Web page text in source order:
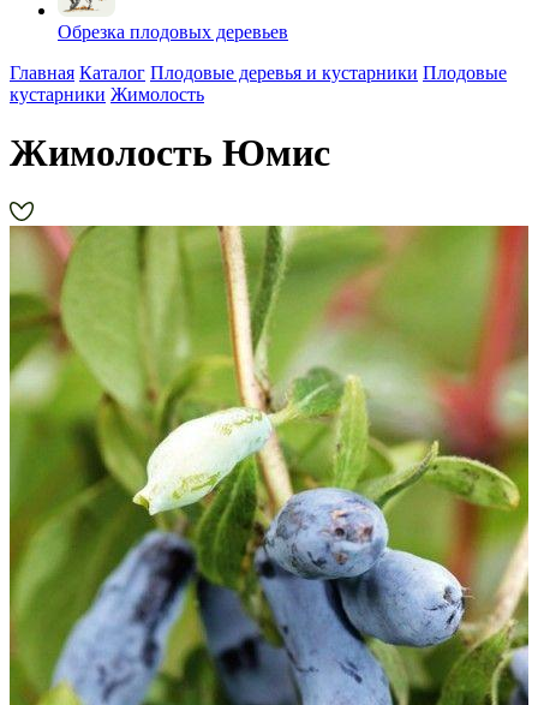
Обрезка плодовых деревьев
Главная Каталог Плодовые деревья и кустарники Плодовые
кустарники Жимолость
Жимолость Юмис